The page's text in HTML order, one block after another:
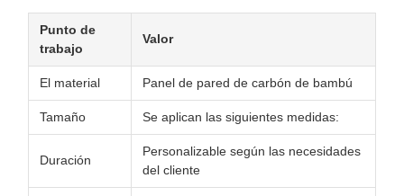
Punto de
trabajo
Valor
El material Panel de pared de carbón de bambú
Tamaño Se aplican las siguientes medidas:
Duración
Personalizable según las necesidades
del cliente